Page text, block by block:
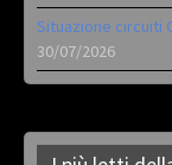
Situazione circuiti
30/07/2026